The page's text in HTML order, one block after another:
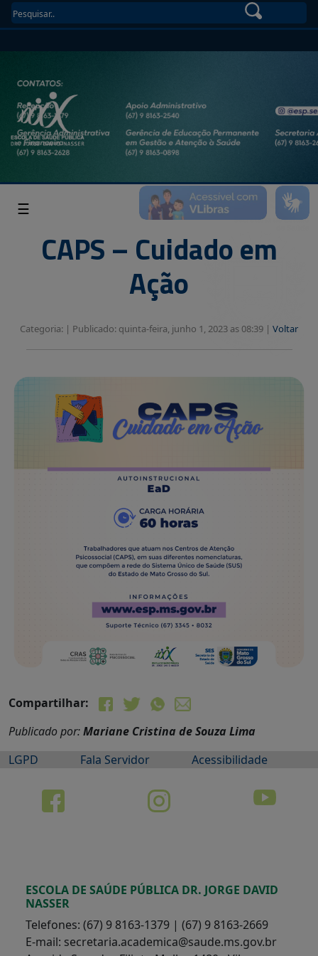
☰
CAPS – Cuidado em
Ação
Categoria: | Publicado: quinta-feira, junho 1, 2023 as 08:39 | Voltar
Compartilhar:
Publicado por:Mariane Cristina de Souza Lima
LGPD
Fala Servidor Acessibilidade
ESCOLA DE SAÚDE PÚBLICA DR. JORGE DAVID
NASSER
Telefones: (67) 9 8163-1379 | (67) 9 8163-2669
E-mail: secretaria.academica@saude.ms.gov.br